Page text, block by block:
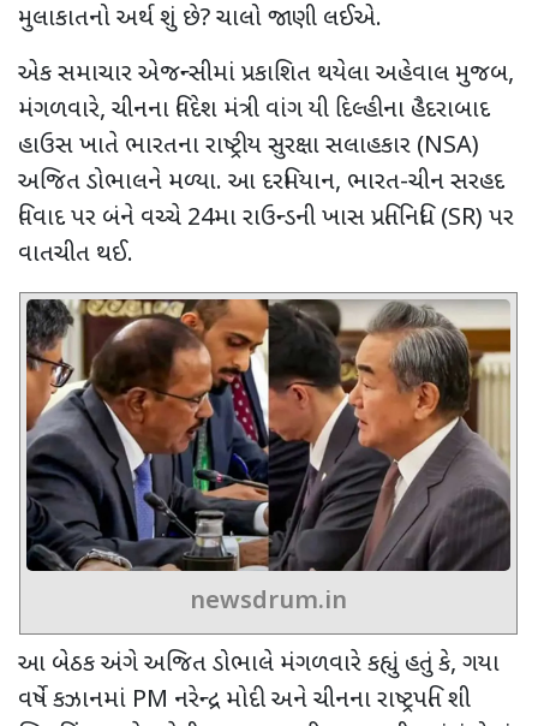
મુલાકાતનો અર્થ શું છે?ચાલો જાણી લઈએ.
એક સમાચાર એજન્સીમાં પ્રકાશિત થયેલા અહેવાલ મુજબ,
મંગળવારે, ચીનના વિદેશ મંત્રી વાંગ યી દિલ્હીના હૈદરાબાદ
હાઉસ ખાતે ભારતના રાષ્ટ્રીય સુરક્ષા સલાહકાર (NSA)
અજિત ડોભાલને મળ્યા. આ દરમિયાન, ભારત-ચીન સરહદ
વિવાદ પર બંને વચ્ચે 24મા રાઉન્ડની ખાસ પ્રતિનિધિ (SR) પર
વાતચીત થઈ.
newsdrum.in
આ બેઠક અંગે અજિત ડોભાલે મંગળવારે કહ્યું હતું કે, ગયા
વર્ષે કઝાનમાં PM નરેન્દ્ર મોદી અને ચીનના રાષ્ટ્રપતિ શી